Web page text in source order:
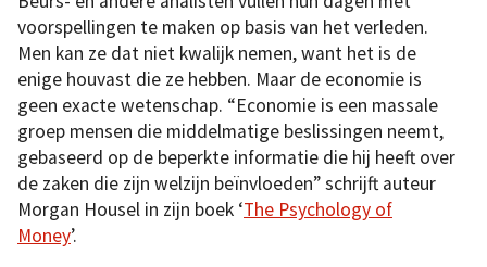
voorspellingen te maken op basis van het verleden.
Men kan ze dat niet kwalijk nemen, want het is de
enige houvast die ze hebben. Maar de economie is
geen exacte wetenschap. “Economie is een massale
groep mensen die middelmatige beslissingen neemt,
gebaseerd op de beperkte informatie die hij heeft over
de zaken die zijn welzijn beïnvloeden” schrijft auteur
Morgan Housel in zijn boek ‘The Psychology of
Money’.